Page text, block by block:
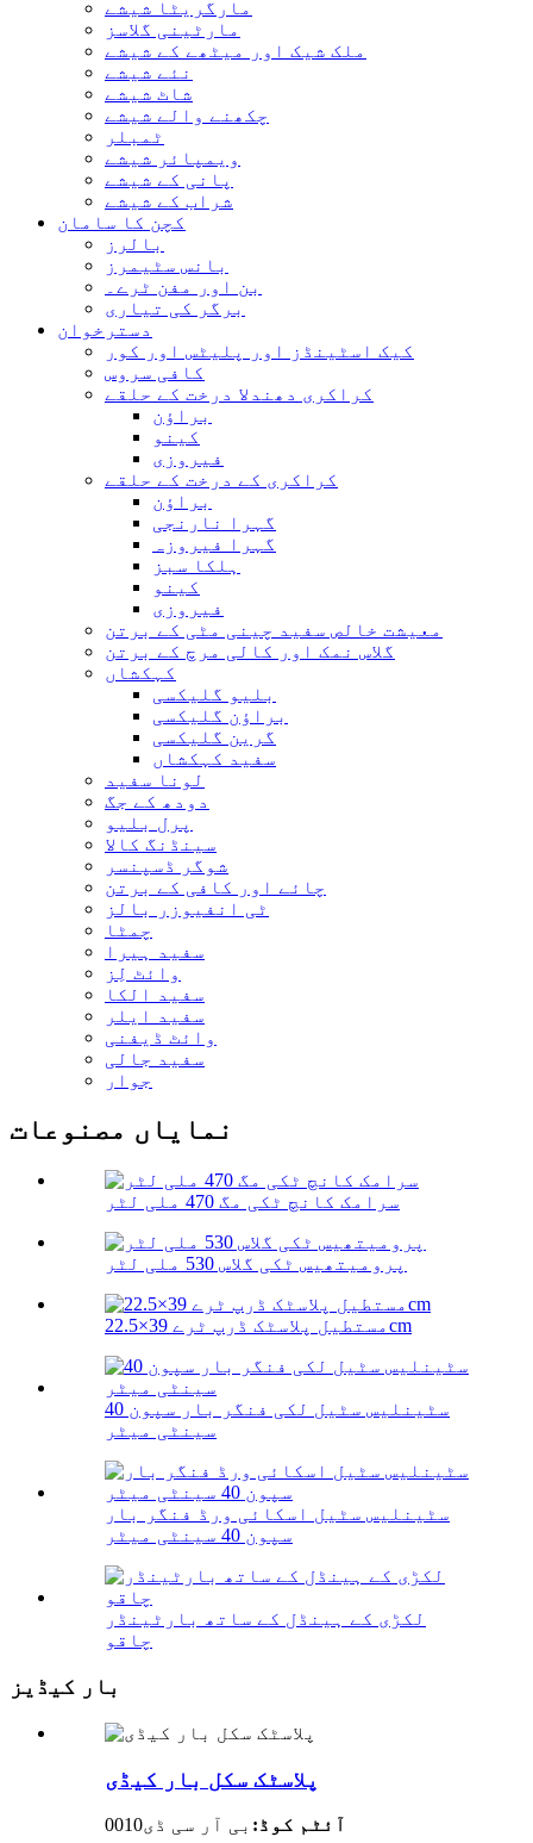
مارگریٹا شیشے
مارٹینی گلاسز
ملک شیک اور میٹھے کے شیشے
نئے شیشے
شاٹ شیشے
چکھنے والے شیشے
ٹمبلر
ویمپائر شیشے
پانی کے شیشے
شراب کے شیشے
کچن کا سامان
بالرز
بانس سٹیمرز
بن اور مفن ٹرے۔
برگر کی تیاری
دسترخوان
کیک اسٹینڈز اور پلیٹس اور کور
کافی سروس
کراکری دھندلا درخت کے حلقے
براؤن
کینو
فیروزی
کراکری کے درخت کے حلقے
براؤن
گہرا نارنجی
گہرا فیروزہ
ہلکا سبز
کینو
فیروزی
معیشت خالص سفید چینی مٹی کے برتن
گلاس نمک اور کالی مرچ کے برتن
کہکشاں
بلیو گلیکسی
براؤن گلیکسی
گرین گلیکسی
سفید کہکشاں
لونا سفید
دودھ کے جگ
پرل بلیو
سینڈنگ کالا
شوگر ڈسپنسر
چائے اور کافی کے برتن
ٹی انفیوزر بالز
چمٹا
سفید ہیرا
وائٹ لِز
سفید الکا
سفید ایلر
وائٹ ڈیفنی
سفید جالی
جوار
نمایاں مصنوعات
سرامک کانچ ٹکی مگ 470 ملی لٹر
پرومیتھیس ٹکی گلاس 530 ملی لٹر
مستطیل پلاسٹک ڈرپ ٹرے 39×22.5cm
سٹینلیس سٹیل لکی فنگر بار سپون 40
سینٹی میٹر
سٹینلیس سٹیل اسکائی ورڈ فنگر بار
سپون 40 سینٹی میٹر
لکڑی کے ہینڈل کے ساتھ بارٹینڈر
چاقو
بار کیڈیز
پلاسٹک سکل بار کیڈی
آئٹم کوڈ: بی آر سی ڈی0010